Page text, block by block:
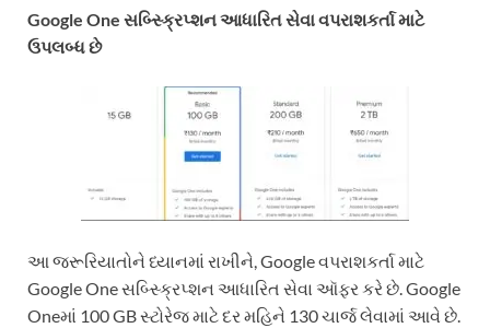
Google One સબ્સ્ક્રિપ્શન આધારિત સેવા વપરાશકર્તા માટે
ઉપલબ્ધ છે
આ જરૂરિયાતોને ધ્યાનમાં રાખીને, Google વપરાશકર્તા માટે
Google One સબ્સ્ક્રિપ્શન આધારિત સેવા ઑફર કરે છે. Google
Oneમાં 100 GB સ્ટોરેજ માટે દર મહિને 130 ચાર્જ લેવામાં આવે છે.